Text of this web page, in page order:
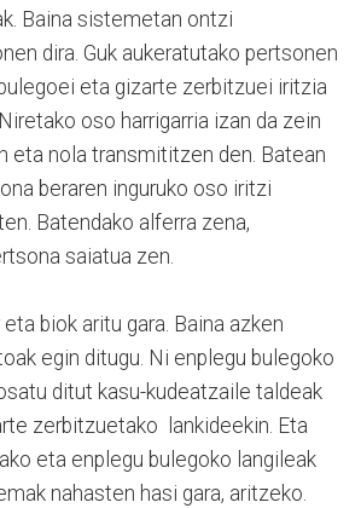
Baina sistemetan ontzi
dira. Guk aukeratutako pertsonen
eta gizarte zerbitzuei iritzia
oso harrigarria izan da zein
eta nola transmititzen den. Batean
beraren inguruko oso iritzi
Batendako alferra zena,
saiatua zen.
biok aritu gara. Baina azken
egin ditugu. Ni enplegu bulegoko
ditut kasu-kudeatzaile taldeak
zerbitzuetako lankideekin. Eta
eta enplegu bulegoko langileak
nahasten hasi gara, aritzeko.